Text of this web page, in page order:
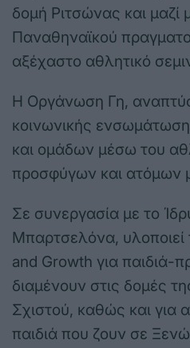
δομή Ριτσώνας και
Παναθηναϊκού
αξέχαστο αθλητικό
Η Οργάνωση Γη,
κοινωνικής
και ομάδων μέσω του
προσφύγων και ατόμων
Σε συνεργασία με το
Μπαρτσελόνα,
and Growth για παιδιά-
διαμένουν στις δομές
Σχιστού, καθώς και για
παιδιά που ζουν σε